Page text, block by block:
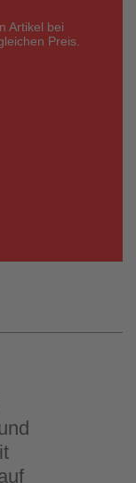
Artikel bei
Preis.